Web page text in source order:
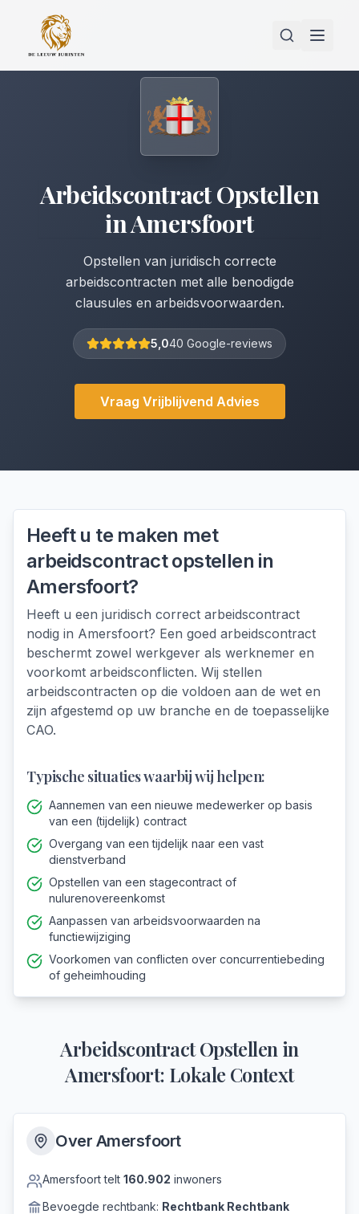
Arbeidscontract Opstellen
inAmersfoort
Opstellen van juridisch correcte
arbeidscontracten met alle benodigde
clausules en arbeidsvoorwaarden.
5,040 Google-reviews
Vraag Vrijblijvend Advies
Heeft u te maken met
arbeidscontract opstellen in
Amersfoort?
Heeft u een juridisch correct arbeidscontract
nodig in Amersfoort? Een goed arbeidscontract
beschermt zowel werkgever als werknemer en
voorkomt arbeidsconflicten. Wij stellen
arbeidscontracten op die voldoen aan de wet en
zijn afgestemd op uw branche en de toepasselijke
CAO.
Typische situaties waarbij wij helpen:
Aannemen van een nieuwe medewerker op basis
van een (tijdelijk) contract
Overgang van een tijdelijk naar een vast
dienstverband
Opstellen van een stagecontract of
nulurenovereenkomst
Aanpassen van arbeidsvoorwaarden na
functiewijziging
Voorkomen van conflicten over concurrentiebeding
of geheimhouding
Arbeidscontract Opstellen in
Amersfoort: Lokale Context
Over Amersfoort
Amersfoorttelt 160.902 inwoners
Bevoegde rechtbank: Rechtbank Rechtbank